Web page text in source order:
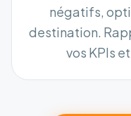
négatifs,
destination.
vos KPIs